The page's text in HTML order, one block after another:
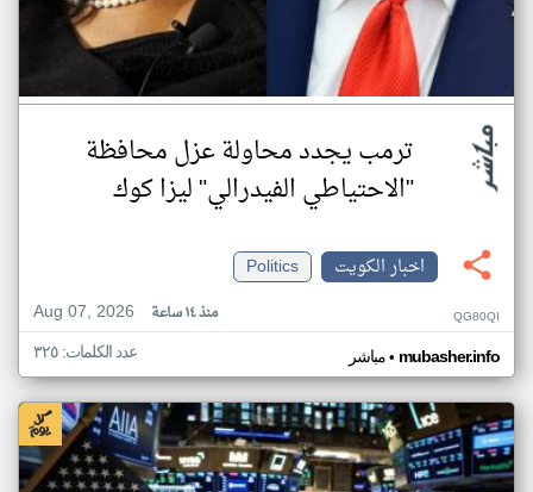
ترمب يجدد محاولة عزل محافظة
"الاحتياطي الفيدرالي" ليزا كوك
اخبار الكويت
Politics
Aug 07, 2026
منذ ١٤ ساعة QG80QI
مباشر• mubasher.info عدد الكلمات: ٣٢٥